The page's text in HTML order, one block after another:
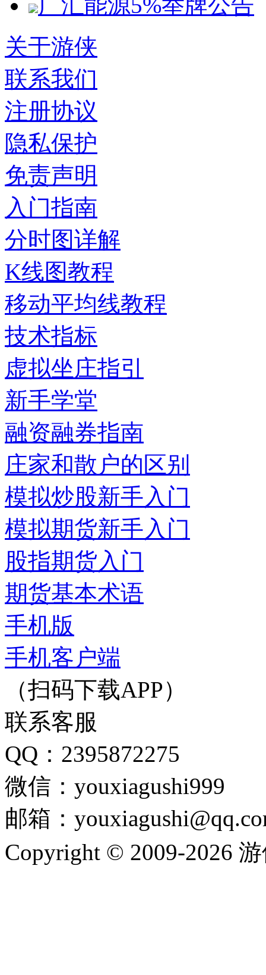
关于游侠
联系我们
注册协议
隐私保护
免责声明
入门指南
分时图详解
K线图教程
移动平均线教程
技术指标
虚拟坐庄指引
新手学堂
融资融券指南
庄家和散户的区别
模拟炒股新手入门
模拟期货新手入门
股指期货入门
期货基本术语
手机版
手机客户端
（扫码下载APP）
联系客服
QQ：2395872275
微信：youxiagushi999
邮箱：
Copyright © 2009-2026